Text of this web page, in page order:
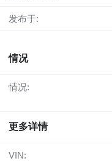
发布于:
情况
情况:
更多详情
VIN: